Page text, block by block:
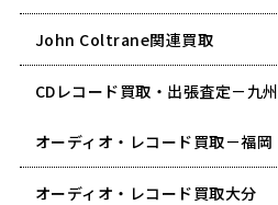
John Coltrane関連買取
CDレコード買取・出張査定－九州
オーディオ・レコード買取－福岡
オーディオ・レコード買取大分